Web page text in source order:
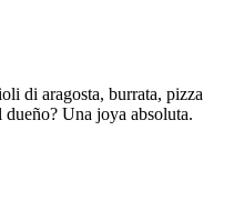
di aragosta, burrata, pizza
Una joya absoluta.